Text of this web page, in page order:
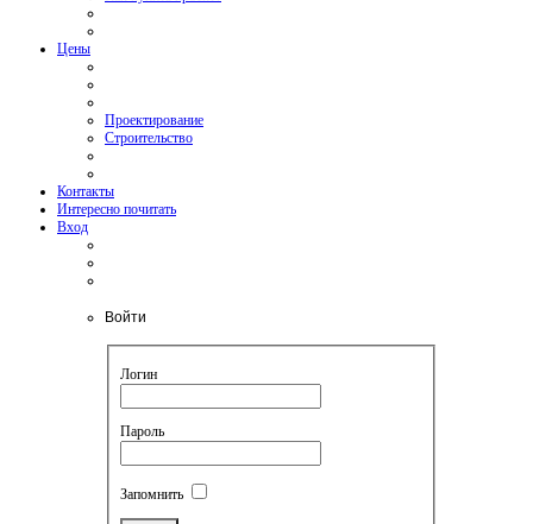
Цены
Проектирование
Строительство
Контакты
Интересно почитать
Вход
Войти
Логин
Пароль
Запомнить